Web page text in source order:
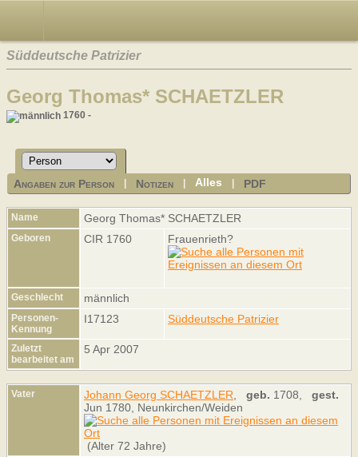
Süddeutsche Patrizier
Georg Thomas* SCHAETZLER
1760 -
Angaben zur Person Notizen |Alles PDF
Name Georg Thomas* SCHAETZLER
Geboren CIR 1760 Frauenrieth?
Geschlecht männlich
Personen-
Kennung
I17123 Süddeutsche Patrizier
Zuletzt
bearbeitet am
5 Apr 2007
Vater Johann Georg SCHAETZLER geb. 1708, gest.
Jun 1780, Neunkirchen/Weiden
(Alter 72 Jahre)